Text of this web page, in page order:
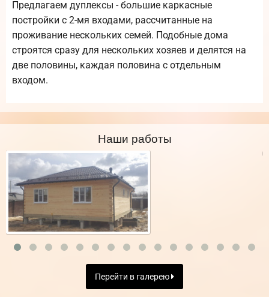
Предлагаем дуплексы - большие каркасные
постройки с 2-мя входами, рассчитанные на
проживание нескольких семей. Подобные дома
строятся сразу для нескольких хозяев и делятся на
две половины, каждая половина с отдельным
входом.
Наши работы
Перейти в галерею